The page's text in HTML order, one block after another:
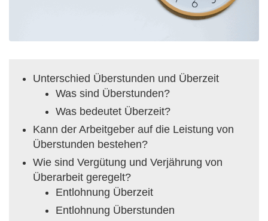
n
Unterschied Überstunden und Überzeit
Was sind Überstunden?
Was bedeutet Überzeit?
Kann der Arbeitgeber auf die Leistung von
Überstunden bestehen?
Wie sind Vergütung und Verjährung von
Überarbeit geregelt?
Entlohnung Überzeit
Entlohnung Überstunden